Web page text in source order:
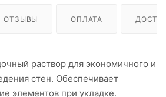
ОТЗЫВЫ ОПЛАТА
раствор для экономичного и
стен. Обеспечивает
элементов при укладке.